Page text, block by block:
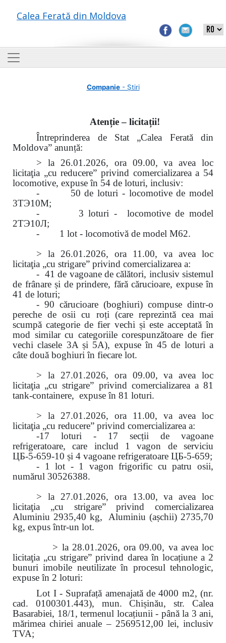
Calea Ferată din Moldova
Companie- Știri
Atenție – licitații!
Întreprinderea de Stat „Calea Ferată din
Moldova” anunță:
> la 26.01.2026, ora 09.00, va avea loc
licitaţia „cu reducere” privind comercializarea a 54
locomotive, expuse în 54 de loturi, inclusiv:
- 50 de loturi - locomotive de model
3ТЭ10М;
- 3 loturi - locomotive de model
2ТЭ10Л;
- 1 lot - locomotivă de model M62.
> la 26.01.2026, ora 11.00, va avea loc
licitaţia „cu strigare” privind comercializarea a:
- 41 de vagoane de călători, inclusiv sistemul
de frânare și de prindere, fără cărucioare, expuse în
41 de loturi;
- 90 cărucioare (boghiuri) compuse dintr-o
pereche de osii cu roți (care reprezintă cea mai
scumpă categorie de fier vechi și este acceptată în
mod similar cu categoriile corespunzătoare de fier
vechi clasele 3A și 5A), expuse în 45 de loturi a
câte două boghiuri în fiecare lot.
> la 27.01.2026, ora 09.00, va avea loc
licitaţia „cu strigare” privind comercializarea a81
tank-containere, expuse în 81 loturi.
> la 27.01.2026, ora 11.00, va avea loc
licitaţia „cu reducere” privind comercializarea a:
-17 loturi - 17 secții de vagoane
refrigeratoare, care includ 1 vagon de serviciu
ЦБ-5-659-10 și 4 vagoane refrigeratoare ЦБ-5-659;
- 1 lot - 1 vagon frigorific cu patru osii,
numărul 30526388.
> la 27.01.2026, ora 13.00, va avea loc
licitaţia „cu strigare” privind comercializarea
Aluminiu 2935,40 kg, Aluminiu (așchii) 2735,70
kg, expus într-un lot.
> la 28.01.2026, ora 09.00, va avea loc
licitaţia „cu strigare” privind darea în locațiune a 2
bunuri imobile neutilizate în procesul tehnologic,
expuse în 2 loturi:
Lot I - Suprafață amenajată de 4000 m2, (nr.
cad. 0100301.443), mun. Chișinău, str. Calea
Basarabiei, 18/1, termenul locațiunii - până la 3 ani,
mărimea chiriei anuale – 2569512,00 lei, inclusiv
TVA;